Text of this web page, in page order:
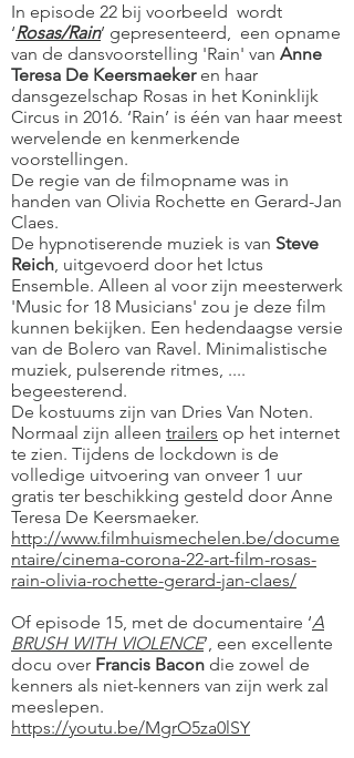
In episode 22 bij voorbeeld wordt
‘Rosas/Rain’ gepresenteerd, een opname
van de dansvoorstelling 'Rain' van Anne
Teresa De Keersmaekeren haar
dansgezelschap Rosas in het Koninklijk
Circus in 2016. ‘Rain’ is één van haar meest
wervelende en kenmerkende
voorstellingen.
De regie van de filmopname was in
handen van Olivia Rochette en Gerard-Jan
Claes.
De hypnotiserende muziek is van Steve
Reich, uitgevoerd door het Ictus
Ensemble. Alleen al voor zijn meesterwerk
'Music for 18 Musicians' zou je deze film
kunnen bekijken. Een hedendaagse versie
van de Bolero van Ravel. Minimalistische
muziek, pulserende ritmes, ....
begeesterend.
De kostuums zijn van Dries Van Noten.
Normaal zijn alleen trailers op het internet
te zien. Tijdens de lockdown is de
volledige uitvoering van onveer 1 uur
gratis ter beschikking gesteld door Anne
Teresa De Keersmaeker.
http://www.filmhuismechelen.be/docume
ntaire/cinema-corona-22-art-film-rosas-
rain-olivia-rochette-gerard-jan-claes/
Of episode 15, met de documentaire ‘A
BRUSH WITH VIOLENCE’, een excellente
docu over Francis Bacon die zowel de
kenners als niet-kenners van zijn werk zal
meeslepen.
https://youtu.be/MgrO5za0lSY